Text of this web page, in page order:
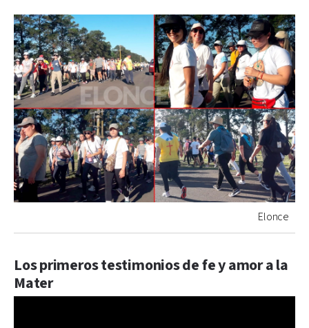
Elonce
Los primeros testimonios de fe y amor a la
Mater